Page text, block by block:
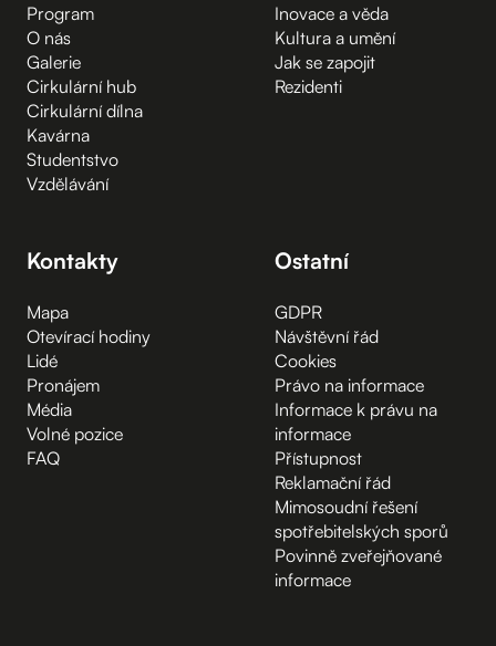
Program
O nás
Galerie
Cirkulární hub
Cirkulární dílna
Kavárna
Studentstvo
Vzdělávání
Inovace a věda
Kultura a umění
Jak se zapojit
Rezidenti
Kontakty
Mapa
Otevírací hodiny
Lidé
Pronájem
Média
Volné pozice
FAQ
Ostatní
GDPR
Návštěvní řád
Cookies
Právo na informace
Informace k právu na
informace
Přístupnost
Reklamační řád
Mimosoudní řešení
spotřebitelských sporů
Povinně zveřejňované
informace